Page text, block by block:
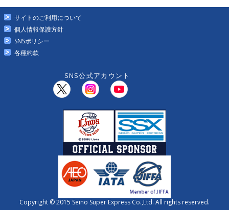
サイトのご利用について
個人情報保護方針
SNSポリシー
各種約款
SNS公式アカウント
Copyright © 2015 Seino Super Express Co.,Ltd. All rights reserved.